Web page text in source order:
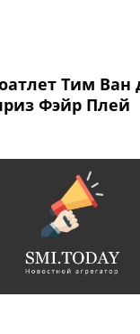
Тим Ван
Фэйр Плей